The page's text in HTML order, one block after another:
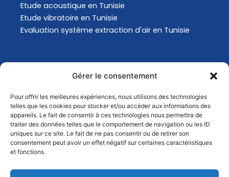
Gérer le consentement
Pour offrir les meilleures expériences, nous utilisons des technologies
telles que les cookies pour stocker et/ou accéder aux informations des
appareils. Le fait de consentir à ces technologies nous permettra de
traiter des données telles que le comportement de navigation ou les ID
uniques sur ce site. Le fait de ne pas consentir ou de retirer son
consentement peut avoir un effet négatif sur certaines caractéristiques
et fonctions.
Etude acoustique en Tunisie
Etude vibratoire en Tunisie
Evaluation système extraction d'air en Tunisie
Actualités
Analyse Environnementale en Tunisie
Comment choisir son masque de protection
respiratoire ?
Comment choisir son masque de protection
respiratoire ?